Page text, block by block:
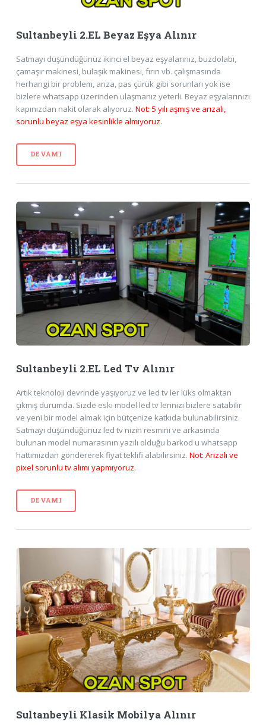
Sultanbeyli 2.EL Beyaz Eşya Alınır
Satmayı düşündüğünüz ikinci el beyaz eşyalarınız, buzdolabı,
çamaşır makinesi, bulaşık makinesi, fırın vb. çalışmasında
herhangi bir problem, arıza, pas çürük gibi sorunları yok ise
bizlere whatsapp üzerinden ulaşmanız yeterli. Beyaz eşyalarınızı
kapınızdan nakit olarak alıyoruz. Not: 5 yılı aşmış ve arızalı,
sorunlu beyaz eşya kesinlikle almıyoruz.
DEVAMI
Sultanbeyli 2.EL Led Tv Alınır
Artık teknoloji devrinde yaşıyoruz ve led tv ler lüks olmaktan
çıkmış durumda. Sizde eski model led tv lerinizi bizlere satabilir
ve yeni bir model almak için bütçenize katkıda bulunabilirsiniz.
Satmayı düşündüğünüz led tv nizin resmini ve arkasında
bulunan model numarasının yazılı olduğu barkod u whatsapp
hattımızdan göndererek fiyat teklifi alabilirsiniz. Not: Arızalı ve
pixel sorunlu tv alımı yapmıyoruz.
DEVAMI
Sultanbeyli Klasik Mobilya Alınır